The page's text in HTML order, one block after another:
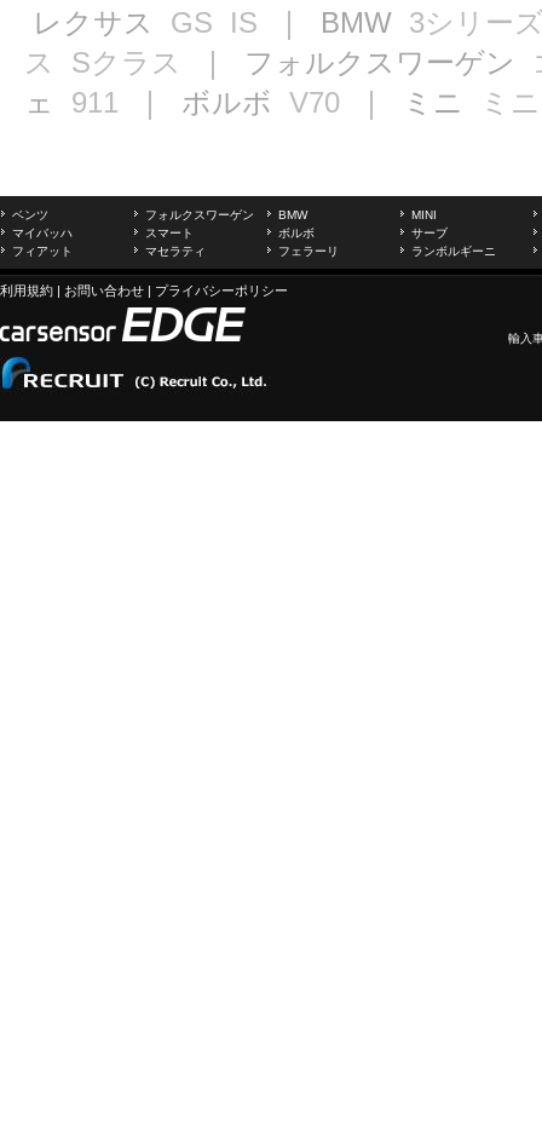
レクサス GS IS ｜ BMW 3シリー
ス
Sクラス ｜ フォルクスワーゲン
ェ 911 ｜ ボルボ V70 ｜ ミニ ミニ
ベンツ フォルクスワーゲン BMW
MINI
マイバッハ
スマート ボルボ
サーブ
フィアット
マセラティ フェラーリ ランボルギーニ
利用規約 | お問い合わせ | プライバシーポリシー
輸入